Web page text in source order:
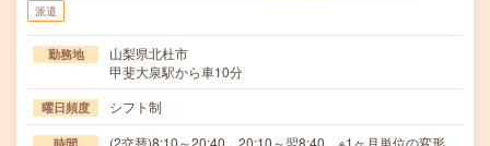
派遣
勤務地
山梨県北杜市
甲斐大泉駅から車10分
曜日頻度 シフト制
(2交替)8:10～20:40、20:10～翌8:40 ※1ヶ月単位の変形